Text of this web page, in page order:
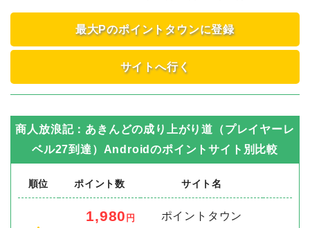
最大Pのポイントタウンに登録
サイトへ行く
商人放浪記：あきんどの成り上がり道（プレイヤーレ
ベル27到達）Androidのポイントサイト別比較
順位 ポイント数 サイト名
1,980 円
ポイントタウン